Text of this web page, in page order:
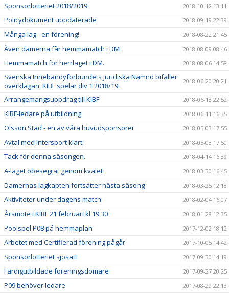
Sponsorlotteriet 2018/2019 2018-10-12 13:11
Policydokument uppdaterade 2018-09-19 22:39
Många lag - en förening! 2018-08-22 21:45
Även damerna får hemmamatch i DM 2018-08-09 08:46
Hemmamatch för herrlaget i DM. 2018-08-06 14:58
Svenska Innebandyförbundets Juridiska Nämnd bifaller
överklagan, KIBF spelar div 1 2018/19.
2018-06-20 20:21
Arrangemangsuppdrag till KIBF 2018-06-13 22:52
KIBF-ledare på utbildning 2018-06-11 16:35
Olsson Städ - en av våra huvudsponsorer 2018-05-03 17:55
Avtal med Intersport klart 2018-05-03 17:50
Tack för denna säsongen. 2018-04-14 16:39
A-laget obesegrat genom kvalet 2018-03-30 16:45
Damernas lagkapten fortsätter nästa säsong 2018-03-25 12:18
Aktiviteter under dagens match 2018-02-04 16:07
Årsmöte i KIBF 21 februari kl 19:30 2018-01-28 12:35
Poolspel P08 på hemmaplan 2017-12-02 18:12
Arbetet med Certifierad förening pågår 2017-10-05 14:42
Sponsorlotteriet sjösatt 2017-09-30 14:19
Färdigutbildade föreningsdomare 2017-09-27 20:25
P09 behöver ledare 2017-08-29 22:13